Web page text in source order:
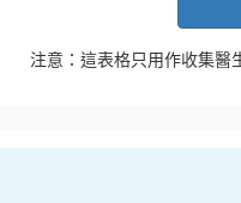
注意：這表格只用作收集醫